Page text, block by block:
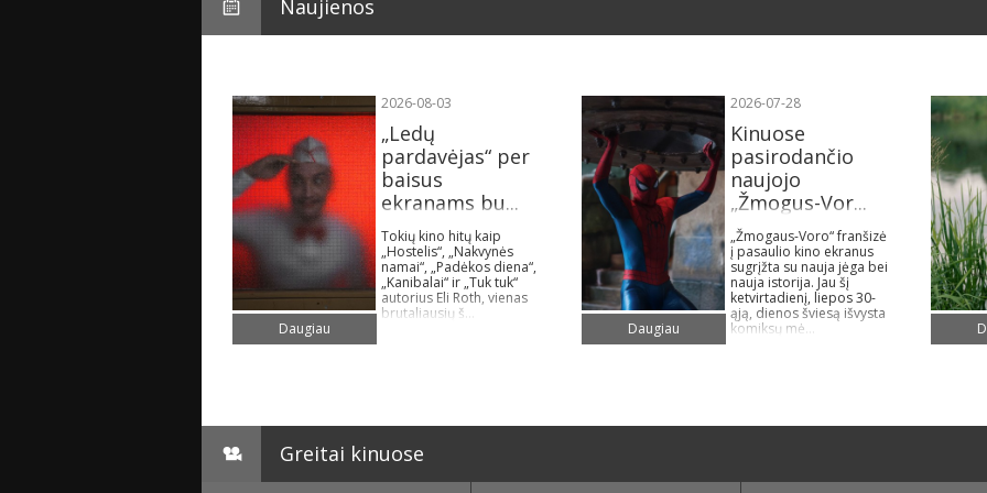
Naujienos
Daugiau
2026-08-03
„Ledų
pardavėjas“ per
baisus
ekranams bu...
Tokių kino hitų kaip
„Hostelis“, „Nakvynės
namai“, „Padėkos diena“,
„Kanibalai“ ir „Tuk tuk“
autorius Eli Roth, vienas
brutaliausių š...
Daugiau
2026-07-28
Kinuose
pasirodančio
naujojo
„Žmogus-Vor...
„Žmogaus-Voro“ franšizė
į pasaulio kino ekranus
sugrįžta su nauja jėga bei
nauja istorija. Jau šį
ketvirtadienį, liepos 30-
ąją, dienos šviesą išvysta
komiksų mė...
Greitai kinuose